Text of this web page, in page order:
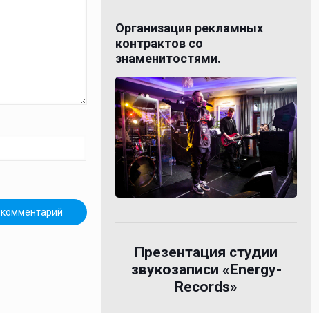
Организация рекламных
контрактов со
знаменитостями.
Презентация студии
звукозаписи «Energy-
Records»